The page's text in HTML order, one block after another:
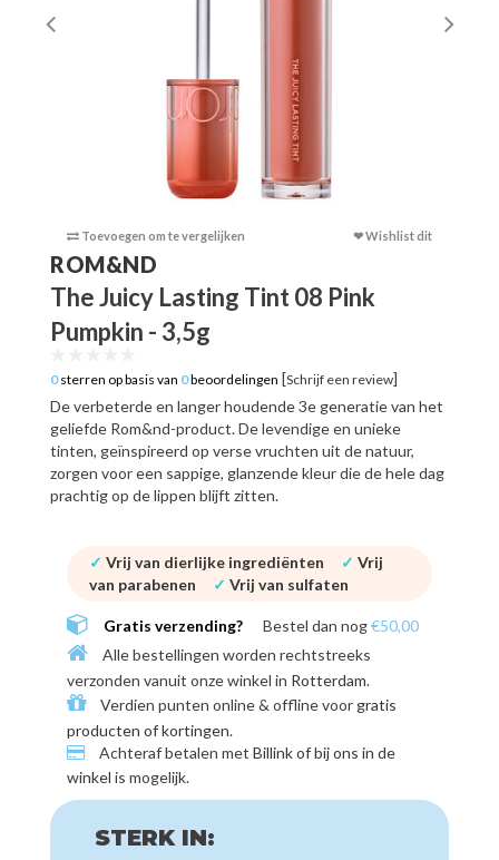
Toevoegen om te vergelijken ❤ Wishlist dit
ROM&ND
The Juicy Lasting Tint 08 Pink
Pumpkin - 3,5g
0sterren op basis van 0beoordelingen [Schrijf een review]
De verbeterde en langer houdende 3e generatie van het
geliefde Rom&nd-product. De levendige en unieke
tinten, geïnspireerd op verse vruchten uit de natuur,
zorgen voor een sappige, glanzende kleur die de hele dag
prachtig op de lippen blijft zitten.
✓ Vrij van dierlijke ingrediënten ✓ Vrij
van parabenen
✓ Vrij van sulfaten
Gratis verzending? Bestel dan nog€50,00
Alle bestellingen worden rechtstreeks
verzonden vanuit onze winkel in Rotterdam.
Verdien punten online & offline voor gratis
producten of kortingen.
Achteraf betalen met Billink of bij ons in de
winkel is mogelijk.
STERK IN: